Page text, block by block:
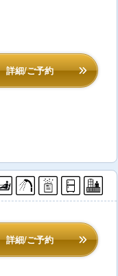
詳細/ご予約
詳細/ご予約